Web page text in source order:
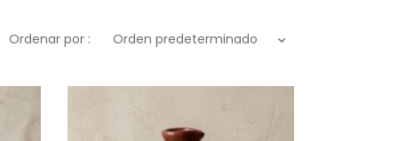
Ordenar por : Orden predeterminado